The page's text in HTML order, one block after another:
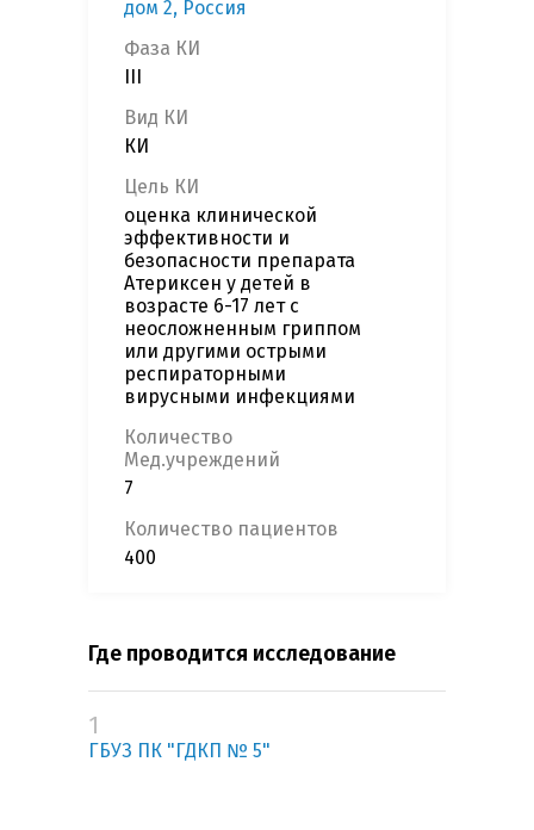
дом 2, Россия
Фаза КИ
Вид КИ
КИ
Цель КИ
оценка клинической
эффективности и
безопасности препарата
Атериксен у детей в
возрасте 6-17 лет с
неосложненным гриппом
или другими острыми
респираторными
вирусными инфекциями
Количество
Мед.учреждений
7
Количество пациентов
400
Где проводится исследование
1
ГБУЗ ПК "ГДКП № 5"